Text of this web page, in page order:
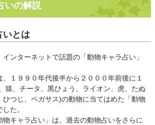
いの解説
いとは
ンターネットで話題の「動物キャラ占い」
１９９０年代後半から２０００年前後に１
猿、チータ、黒ひょう、ライオン、虎、たぬ
ひつじ、ペガサス)の動物に当てはめた「動物
た。
物キャラ占い」は、過去の動物占いをさらに